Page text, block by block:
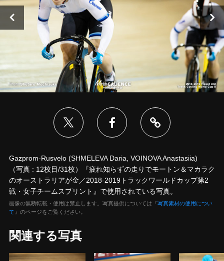
Gazprom-Rusvelo (SHMELEVA Daria, VOINOVA Anastasiia)
（写真 : 12枚目/31枚）『疲れ知らずの走りでモートン＆マカラク
のオーストラリアが金／2018-2019トラックワールドカップ第2
戦・女子チームスプリント』で使用されている写真。
画像の無断転載・使用は禁止します。写真提供については『写真素材の使用につい
て 』のページをご覧ください。
関連する写真